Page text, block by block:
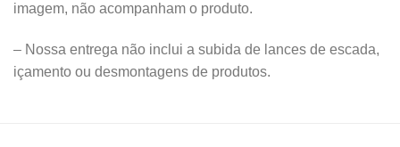
imagem, não acompanham o produto.
– Nossa entrega não inclui a subida de lances de escada,
içamento ou desmontagens de produtos.